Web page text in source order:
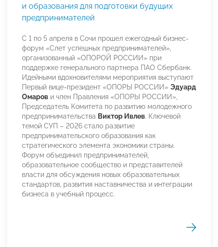
и образования для подготовки будущих
предпринимателей
С 1 по 5 апреля в Сочи прошел ежегодный бизнес-
форум «Слет успешных предпринимателей»,
организованный «ОПОРОЙ РОССИИ» при
поддержке генерального партнера ПАО Сбербанк.
Идейными вдохновителями мероприятия выступают
Первый вице-президент «ОПОРЫ РОССИИ» Эдуард
Омаров и член Правления «ОПОРЫ РОССИИ»,
Председатель Комитета по развитию молодежного
предпринимательства Виктор Ивлев. Ключевой
темой СУП – 2026 стало развитие
предпринимательского образования как
стратегического элемента экономики страны.
Форум объединил предпринимателей,
образовательное сообщество и представителей
власти для обсуждения новых образовательных
стандартов, развития наставничества и интеграции
бизнеса в учебный процесс.